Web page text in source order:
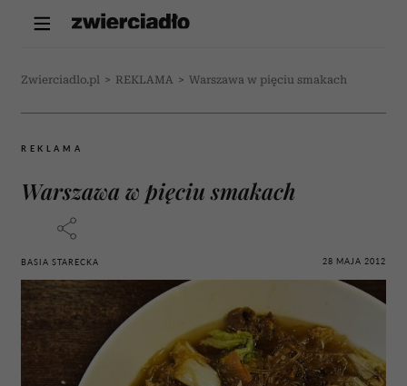
Zwierciadlo.pl > REKLAMA > Warszawa w pięciu smakach
REKLAMA
Warszawa w pięciu smakach
BASIA STARECKA 28 MAJA 2012